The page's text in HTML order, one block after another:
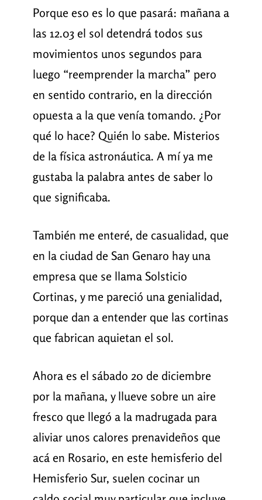
Porque eso es lo que pasará: mañana a
las 12.03 el sol detendrá todos sus
movimientos unos segundos para
luego “reemprender la marcha” pero
en sentido contrario, en la dirección
opuesta a la que venía tomando. ¿Por
qué lo hace? Quién lo sabe. Misterios
de la física astronáutica. A mí ya me
gustaba la palabra antes de saber lo
que significaba.
También me enteré, de casualidad, que
en la ciudad de San Genaro hay una
empresa que se llama Solsticio
Cortinas, y me pareció una genialidad,
porque dan a entender que las cortinas
que fabrican aquietan el sol.
Ahora es el sábado 20 de diciembre
por la mañana, y llueve sobre un aire
fresco que llegó a la madrugada para
aliviar unos calores prenavideños que
acá en Rosario, en este hemisferio del
Hemisferio Sur, suelen cocinar un